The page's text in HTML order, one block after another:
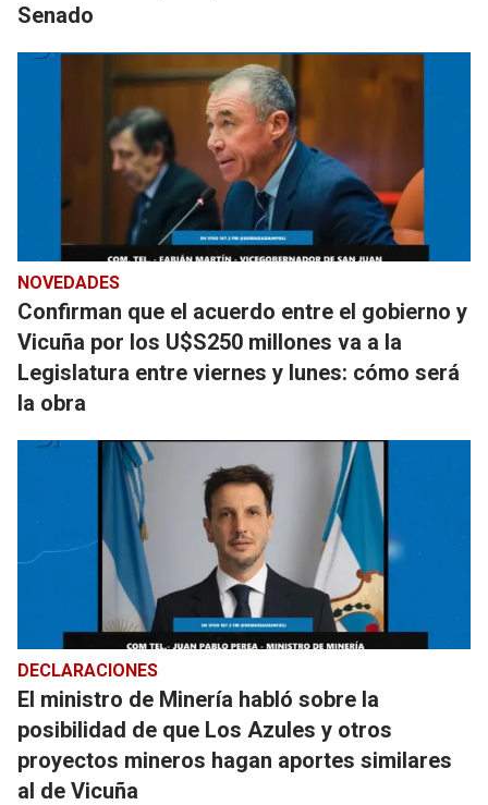
Senado
NOVEDADES
Confirman que el acuerdo entre el gobierno y
Vicuña por los U$S250 millones va a la
Legislatura entre viernes y lunes: cómo será
la obra
DECLARACIONES
El ministro de Minería habló sobre la
posibilidad de que Los Azules y otros
proyectos mineros hagan aportes similares
al de Vicuña